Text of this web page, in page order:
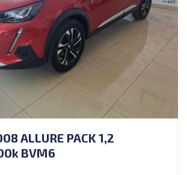
ALLURE PACK 1,2
BVM6